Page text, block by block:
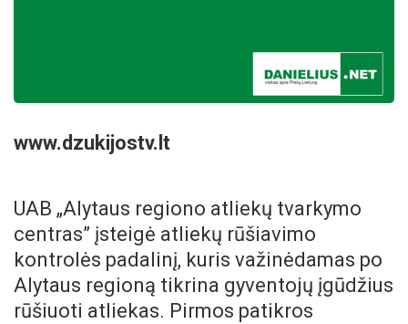
www.dzukijostv.lt
UAB „Alytaus regiono atliekų tvarkymo
centras” įsteigė atliekų rūšiavimo
kontrolės padalinį, kuris važinėdamas po
Alytaus regioną tikrina gyventojų įgūdžius
rūšiuoti atliekas. Pirmos patikros